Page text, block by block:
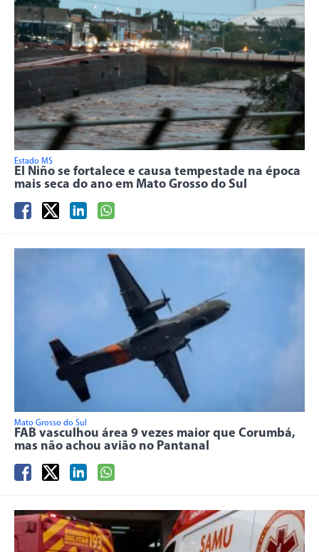
Estado MS
El Niño se fortalece e causa tempestade na época
mais seca do ano em Mato Grosso do Sul
Mato Grosso do Sul
FAB vasculhou área 9 vezes maior que Corumbá,
mas não achou avião no Pantanal